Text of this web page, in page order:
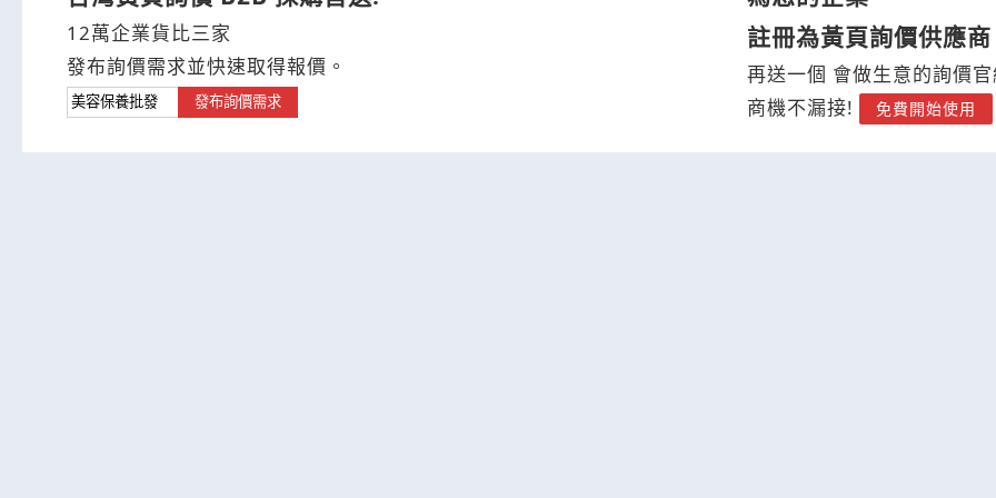
12萬企業貨比三家
發布詢價需求並快速取得報價。
發布詢價需求
註冊為黃頁詢價供應商
再送一個 會做生意的詢價
商機不漏接!
免費開始使用